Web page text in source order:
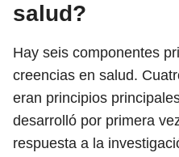
salud?
Hay seis componentes
creencias en salud.
eran principios
desarrolló por primera
respuesta a la